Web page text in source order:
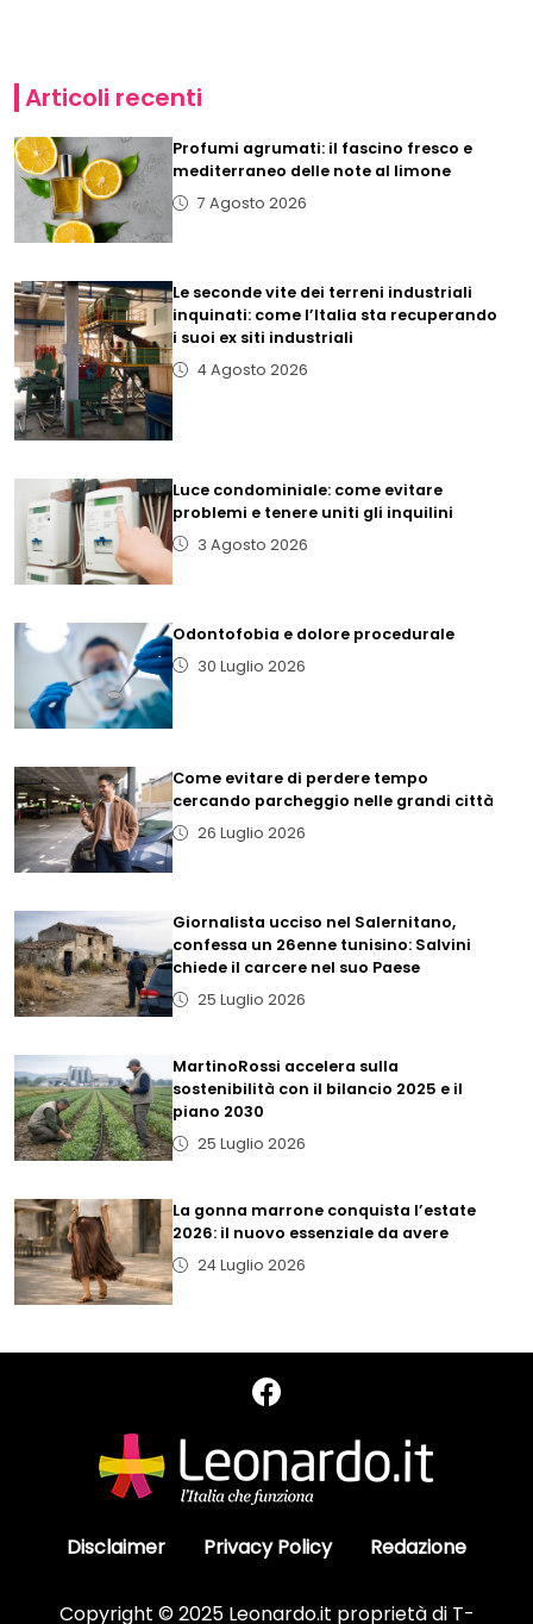
Articoli recenti
Profumi agrumati: il fascino fresco e
mediterraneo delle note al limone
7 Agosto 2026
Le seconde vite dei terreni industriali
inquinati: come l’Italia sta recuperando
i suoi ex siti industriali
4 Agosto 2026
Luce condominiale: come evitare
problemi e tenere uniti gli inquilini
3 Agosto 2026
Odontofobia e dolore procedurale
30 Luglio 2026
Come evitare di perdere tempo
cercando parcheggio nelle grandi città
26 Luglio 2026
Giornalista ucciso nel Salernitano,
confessa un 26enne tunisino: Salvini
chiede il carcere nel suo Paese
25 Luglio 2026
MartinoRossi accelera sulla
sostenibilità con il bilancio 2025 e il
piano 2030
25 Luglio 2026
La gonna marrone conquista l’estate
2026: il nuovo essenziale da avere
24 Luglio 2026
Disclaimer Privacy Policy Redazione
Copyright © 2025 Leonardo.it proprietà di T-